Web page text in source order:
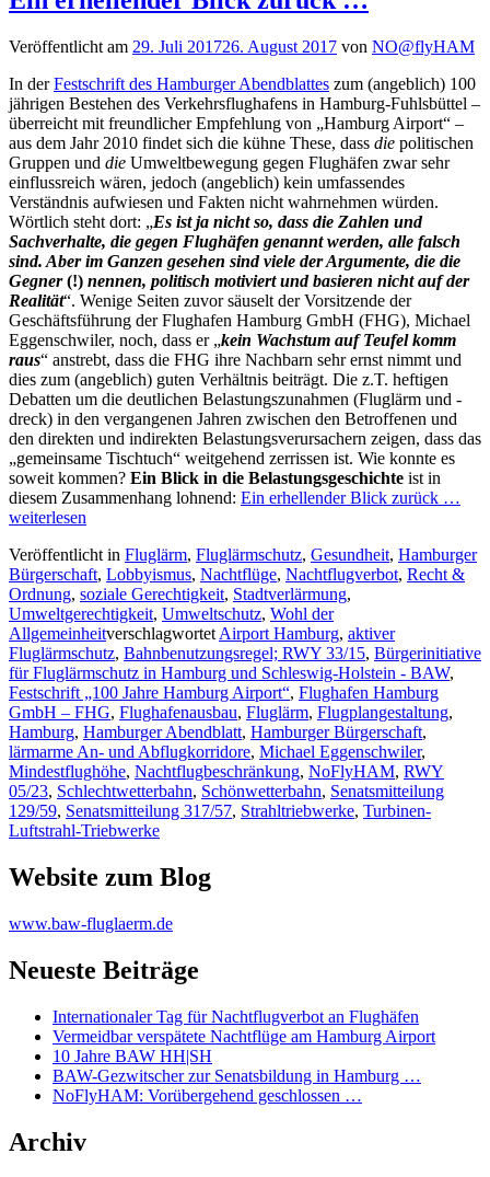
Veröffentlicht am 29. Juli 201726. August 2017 von NO@flyHAM
In derFestschrift des Hamburger Abendblattes zum (angeblich) 100
jährigen Bestehen des Verkehrsflughafens in Hamburg-Fuhlsbüttel –
überreicht mit freundlicher Empfehlung von „Hamburg Airport“ –
aus dem Jahr 2010 findet sich die kühne These, dass die politischen
Gruppen und die Umweltbewegung gegen Flughäfen zwar sehr
einflussreich wären, jedoch (angeblich) kein umfassendes
Verständnis aufwiesen und Fakten nicht wahrnehmen würden.
Wörtlich steht dort: „Es ist ja nicht so, dass die Zahlen und
Sachverhalte, die gegen Flughäfen genannt werden, alle falsch
sind. Aber im Ganzen gesehen sind viele der Argumente, die die
Gegner(!) nennen, politisch motiviert und basieren nicht auf der
Realität“. Wenige Seiten zuvor säuselt der Vorsitzende der
Geschäftsführung der Flughafen Hamburg GmbH (FHG), Michael
Eggenschwiler, noch, dass er „kein Wachstum auf Teufel komm
raus“ anstrebt, dass die FHG ihre Nachbarn sehr ernst nimmt und
dies zum (angeblich) guten Verhältnis beiträgt. Die z.T. heftigen
Debatten um die deutlichen Belastungszunahmen (Fluglärm und -
dreck) in den vergangenen Jahren zwischen den Betroffenen und
den direkten und indirekten Belastungsverursachern zeigen, dass das
„gemeinsame Tischtuch“ weitgehend zerrissen ist. Wie konnte es
soweit kommen? Ein Blick in die Belastungsgeschichte ist in
diesem Zusammenhang lohnend: Ein erhellender Blick zurück …
weiterlesen
Veröffentlicht in Fluglärm, Fluglärmschutz, Gesundheit, Hamburger
Bürgerschaft, Lobbyismus, Nachtflüge, Nachtflugverbot, Recht &
Ordnung, soziale Gerechtigkeit, Stadtverlärmung,
Umweltgerechtigkeit, Umweltschutz, Wohl der
Allgemeinheitverschlagwortet Airport Hamburg, aktiver
Fluglärmschutz, Bahnbenutzungsregel; RWY 33/15, Bürgerinitiative
für Fluglärmschutz in Hamburg und Schleswig-Holstein - BAW,
Festschrift „100 Jahre Hamburg Airport“, Flughafen Hamburg
GmbH – FHG, Flughafenausbau, Fluglärm, Flugplangestaltung,
Hamburg, Hamburger Abendblatt, Hamburger Bürgerschaft,
lärmarme An- und Abflugkorridore, Michael Eggenschwiler,
Mindestflughöhe, Nachtflugbeschränkung, NoFlyHAM, RWY
05/23, Schlechtwetterbahn, Schönwetterbahn, Senatsmitteilung
129/59, Senatsmitteilung 317/57, Strahltriebwerke, Turbinen-
Luftstrahl-Triebwerke
Website zum Blog
www.baw-fluglaerm.de
Neueste Beiträge
Internationaler Tag für Nachtflugverbot an Flughäfen
Vermeidbar verspätete Nachtflüge am Hamburg Airport
10 Jahre BAW HH|SH
BAW-Gezwitscher zur Senatsbildung in Hamburg …
NoFlyHAM: Vorübergehend geschlossen …
Archiv